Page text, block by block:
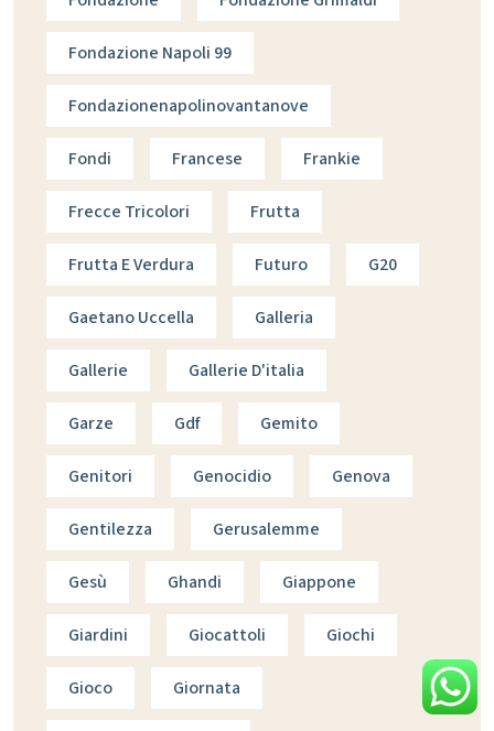
Fondazione Napoli 99
Fondazionenapolinovantanove
Fondi Francese Frankie
Frecce Tricolori Frutta
Frutta E Verdura Futuro G20
Gaetano Uccella Galleria
Gallerie Gallerie D'italia
Garze Gdf Gemito
Genitori Genocidio Genova
Gentilezza Gerusalemme
Gesù Ghandi Giappone
Giardini Giocattoli Giochi
Gioco Giornata